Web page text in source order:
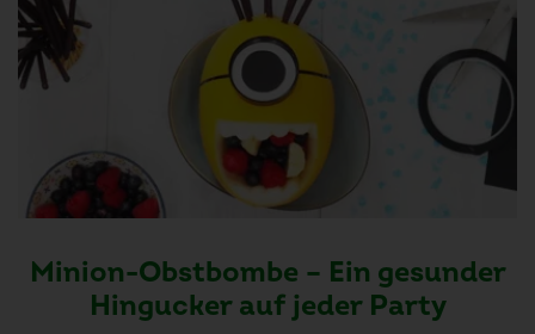
Minion-Obstbombe – Ein gesunder
Hingucker auf jeder Party